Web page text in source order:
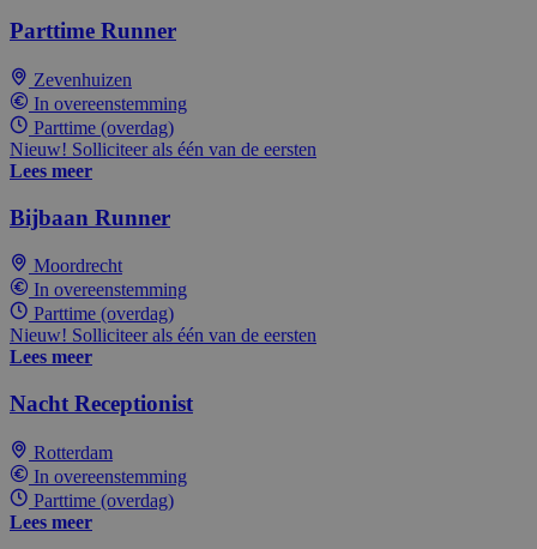
Parttime Runner
Zevenhuizen
In overeenstemming
Parttime (overdag)
Nieuw! Solliciteer als één van de eersten
Lees meer
Bijbaan Runner
Moordrecht
In overeenstemming
Parttime (overdag)
Nieuw! Solliciteer als één van de eersten
Lees meer
Nacht Receptionist
Rotterdam
In overeenstemming
Parttime (overdag)
Lees meer